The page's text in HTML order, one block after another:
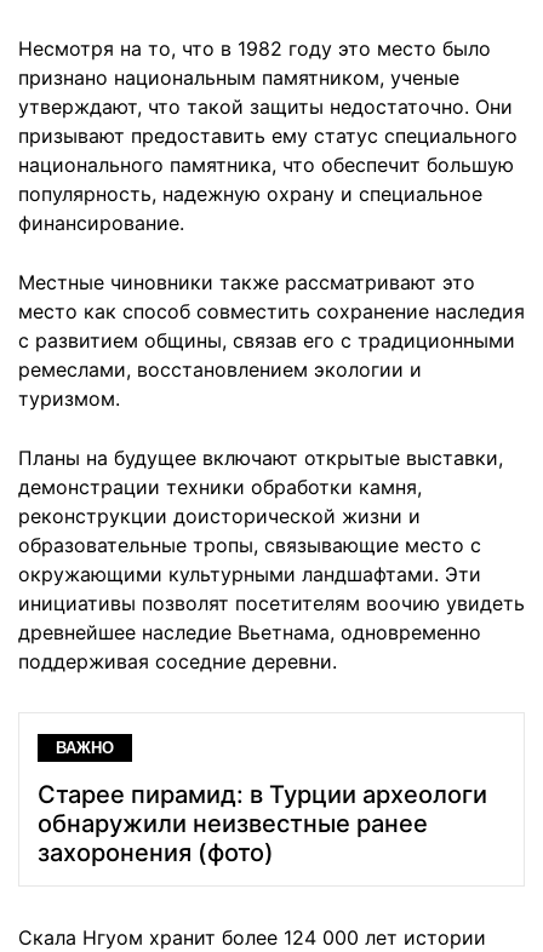
Несмотря на то, что в 1982 году это место было
признано национальным памятником, ученые
утверждают, что такой защиты недостаточно. Они
призывают предоставить ему статус специального
национального памятника, что обеспечит большую
популярность, надежную охрану и специальное
финансирование.
Местные чиновники также рассматривают это
место как способ совместить сохранение наследия
с развитием общины, связав его с традиционными
ремеслами, восстановлением экологии и
туризмом.
Планы на будущее включают открытые выставки,
демонстрации техники обработки камня,
реконструкции доисторической жизни и
образовательные тропы, связывающие место с
окружающими культурными ландшафтами. Эти
инициативы позволят посетителям воочию увидеть
древнейшее наследие Вьетнама, одновременно
поддерживая соседние деревни.
ВАЖНО
Старее пирамид: в Турции археологи
обнаружили неизвестные ранее
захоронения (фото)
Скала Нгуом хранит более 124 000 лет истории